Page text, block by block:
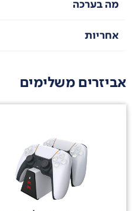
מה בערכה
אחריות
אביזרים משלימים